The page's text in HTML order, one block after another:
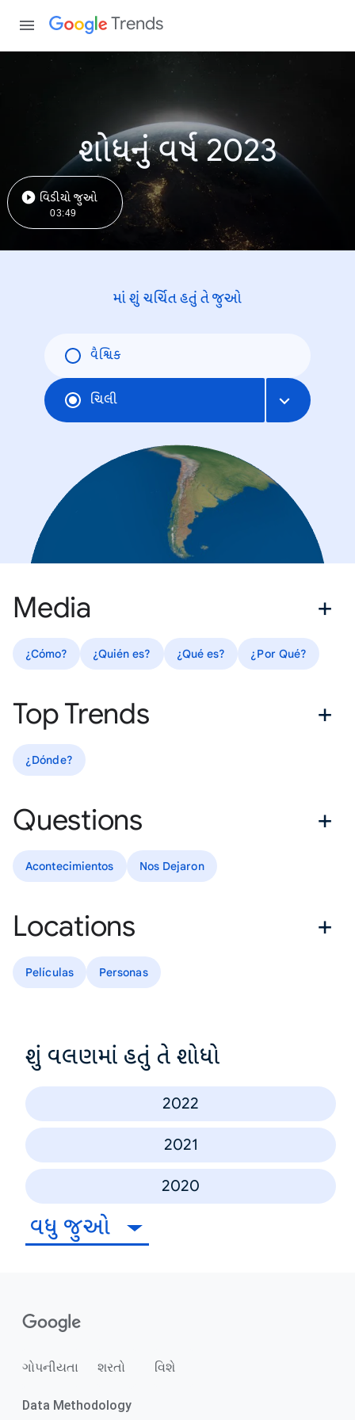
Trends
શોધનું વર્ષ 2023
વિડીયો જુઓ
03:49
માં શું ચર્ચિત હતું તે જુઓ
વૈશ્વિક
ચિલી
Media
¿Cómo? ¿Quién es? ¿Qué es? ¿Por Qué?
Top Trends
¿Dónde?
Questions
Acontecimientos Nos Dejaron
Locations
Películas Personas
શું વલણમાં હતું તે શોધો
2022
2021
2020
વધુ જુઓ
ગોપનીયતા શરતો વિશે
Data Methodology